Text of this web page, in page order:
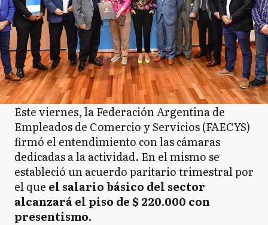
Este viernes, la Federación Argentina de
Empleados de Comercio y Servicios (FAECYS)
firmó el entendimiento con las cámaras
dedicadas a la actividad. En el mismo se
estableció un acuerdo paritario trimestral por
el que el salario básico del sector
alcanzará el piso de $ 220.000 con
presentismo.